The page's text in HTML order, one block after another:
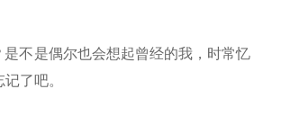
不是偶尔也会想起曾经的我，时常忆
了吧。